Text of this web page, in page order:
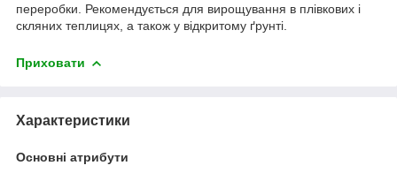
переробки. Рекомендується для вирощування в плівкових і
скляних теплицях, а також у відкритому ґрунті.
Приховати
Характеристики
Основні атрибути